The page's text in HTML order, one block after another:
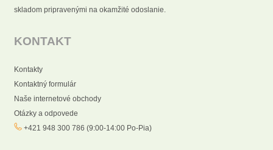
skladom pripravenými na okamžité odoslanie.
KONTAKT
Kontakty
Kontaktný formulár
Naše internetové obchody
Otázky a odpovede
+421 948 300 786 (9:00-14:00 Po-Pia)